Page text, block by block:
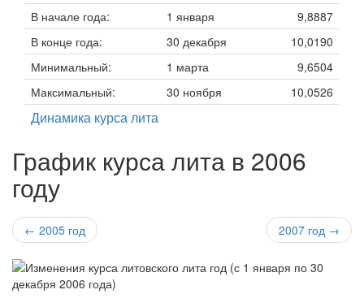
В начале года:
1 января
9,8887
В конце года:
30 декабря
10,0190
Минимальный:
1 марта
9,6504
Максимальный:
30 ноября 10,0526
Динамика курса лита
График курса лита в 2006
году
← 2005 год 2007 год →